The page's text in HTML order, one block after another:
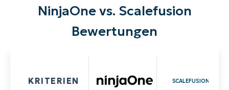
NinjaOne vs. Scalefusion
Bewertungen
KRITERIEN SCALEFUSION